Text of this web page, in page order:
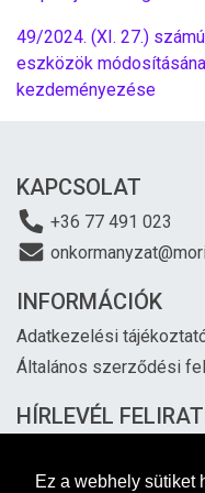
Ez a webhely sütiket
49/2024. (XI. 27.)
eszközök
kezdeményezése
KAPCSOLAT
+36 77 491 023
INFORMÁCIÓK
Adatkezelési
Általános szerződési
HÍRLEVÉL